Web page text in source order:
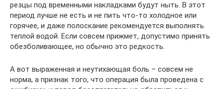
резцы под временными накладками будут ныть. В этот
период лучше не есть и не пить что-то холодное или
горячее, и даже полоскание рекомендуется выполнять
теплой водой. Если совсем прижмет, допустимо принять
обезболивающее, но обычно это редкость.
А вот выраженная и неутихающая боль – совсем не
норма, а признак того, что операция была проведена с